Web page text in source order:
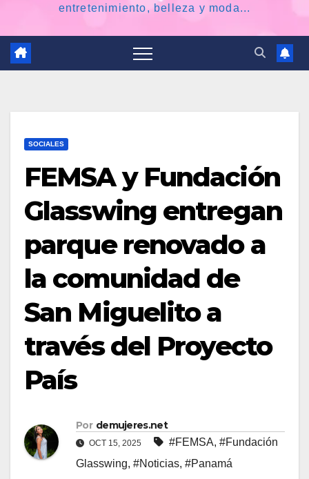
entretenimiento, belleza y moda...
SOCIALES
FEMSA y Fundación
Glasswing entregan
parque renovado a
la comunidad de
San Miguelito a
través del Proyecto
País
Por demujeres.net
OCT 15, 2025 #FEMSA, #Fundación
Glasswing, #Noticias, #Panamá